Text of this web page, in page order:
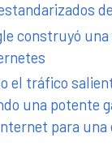
construyó
el tráfico
una potente
para una